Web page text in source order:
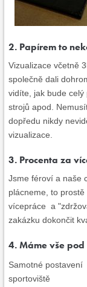
2. Papírem to
Vizualizace včetně
společně dali
vidíte, jak bude
strojů apod.
dopředu nikdy
vizualizace.
3. Procenta za
Jsme féroví a naše
plácneme, to
vícepráce a
zakázku dokončit
4. Máme vše
Samotné postavení
sportoviště